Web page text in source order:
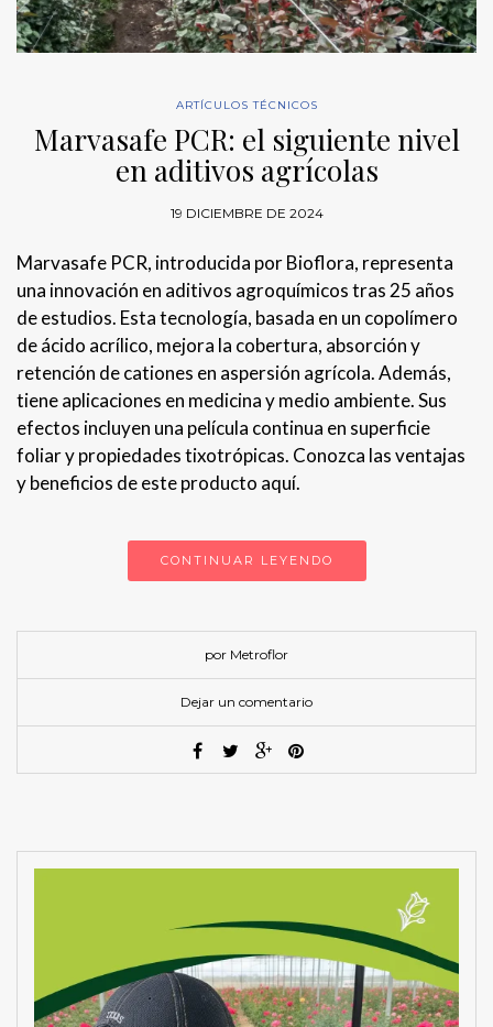
ARTÍCULOS TÉCNICOS
Marvasafe PCR: el siguiente nivel
en aditivos agrícolas
19 DICIEMBRE DE 2024
Marvasafe PCR, introducida por Bioflora, representa
una innovación en aditivos agroquímicos tras 25 años
de estudios. Esta tecnología, basada en un copolímero
de ácido acrílico, mejora la cobertura, absorción y
retención de cationes en aspersión agrícola. Además,
tiene aplicaciones en medicina y medio ambiente. Sus
efectos incluyen una película continua en superficie
foliar y propiedades tixotrópicas. Conozca las ventajas
y beneficios de este producto aquí.
CONTINUAR LEYENDO
por Metroflor
Dejar un comentario